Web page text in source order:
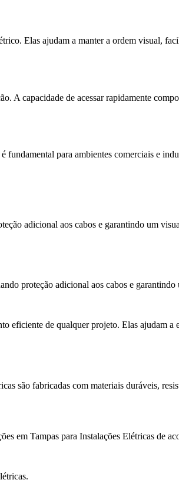
Elas ajudam a manter a ordem visual,
A capacidade de acessar rapidamente
fundamental para ambientes comerciais e
adicional aos cabos e garantindo um
proteção adicional aos cabos e
eficiente de qualquer projeto. Elas ajudam
são fabricadas com materiais duráveis,
em Tampas para Instalações Elétricas de